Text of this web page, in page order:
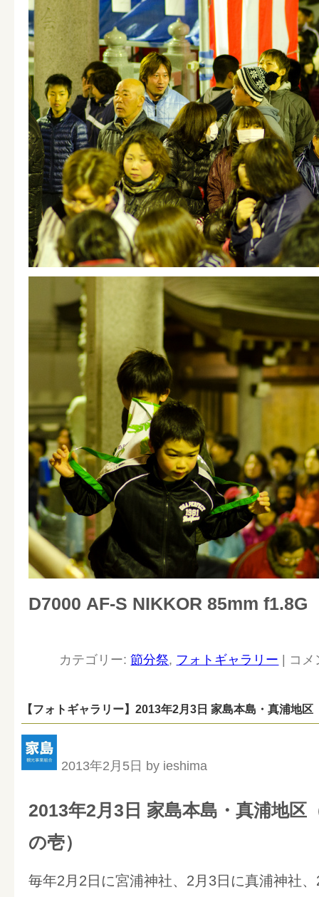
D7000 AF-S NIKKOR 85mm f1.8G
カテゴリー:節分祭, フォトギャラリー | コ
【フォトギャラリー】2013年2月3日 家島本島・真浦地
2013年2月5日 by ieshima
2013年2月3日 家島本島・真浦地区
の壱）
毎年2月2日に宮浦神社、2月3日に真浦神社